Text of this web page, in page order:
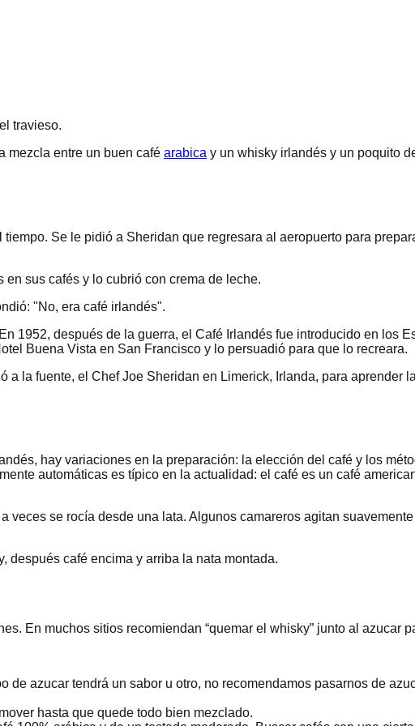
travieso.
mezcla entre un buen café arabica y un whisky irlandés y un poquito
Se le pidió a Sheridan que regresara al aeropuerto para
sus cafés y lo cubrió con crema de leche.
"No, era café irlandés".
1952, después de la guerra, el Café Irlandés fue introducido en los
Buena Vista en San Francisco y lo persuadió para que lo recreara.
la fuente, el Chef Joe Sheridan en Limerick, Irlanda, para aprender
hay variaciones en la preparación: la elección del café y los
automáticas es típico en la actualidad: el café es un café
se rocía desde una lata. Algunos camareros agitan
después café encima y arriba la nata montada.
En muchos sitios recomiendan “quemar el whisky” junto al azucar
azucar tendrá un sabor u otro, no recomendamos pasarnos de
hasta que quede todo bien mezclado.